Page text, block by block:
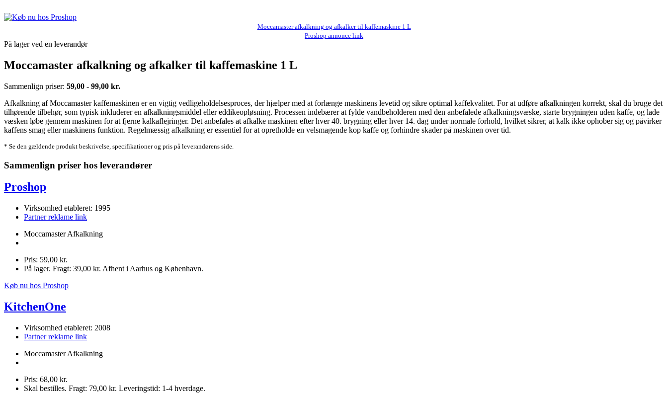
Moccamaster afkalkning og afkalker til kaffemaskine 1 L
Proshop annonce link
På lager ved en leverandør
Moccamaster afkalkning og afkalker til kaffemaskine 1 L
Sammenlign priser: 59,00 - 99,00 kr.
Afkalkning af Moccamaster kaffemaskinen er en vigtig vedligeholdelsesproces, der hjælper med at forlænge maskinens levetid og sikre optimal kaffekvalitet. For at udføre afkalkningen korrekt, skal du bruge det
tilhørende tilbehør, som typisk inkluderer en afkalkningsmiddel eller eddikeopløsning. Processen indebærer at fylde vandbeholderen med den anbefalede afkalkningsvæske, starte brygningen uden kaffe, og lade
væsken løbe gennem maskinen for at fjerne kalkaflejringer. Det anbefales at afkalke maskinen efter hver 40. brygning eller hver 14. dag under normale forhold, hvilket sikrer, at kalk ikke ophober sig og påvirker
kaffens smag eller maskinens funktion. Regelmæssig afkalkning er essentiel for at opretholde en velsmagende kop kaffe og forhindre skader på maskinen over tid.
* Se den gældende produkt beskrivelse, specifikationer og pris på leverandørens side.
Sammenlign priser hos leverandører
Proshop
Virksomhed etableret: 1995
Partner reklame link
Moccamaster Afkalkning
Pris: 59,00 kr.
På lager. Fragt: 39,00 kr. Afhent i Aarhus og København.
Køb nu hos Proshop
KitchenOne
Virksomhed etableret: 2008
Partner reklame link
Moccamaster Afkalkning
Pris: 68,00 kr.
Skal bestilles. Fragt: 79,00 kr. Leveringstid: 1-4 hverdage.